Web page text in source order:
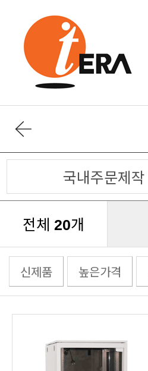
국내주문제작
전체 20개
신제품 높은가격